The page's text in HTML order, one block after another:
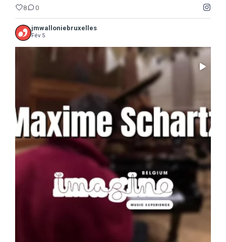
8 0
jmwalloniebruxelles
Fév 5
Il ne reste que 10 jours pour sauter le pas :
5